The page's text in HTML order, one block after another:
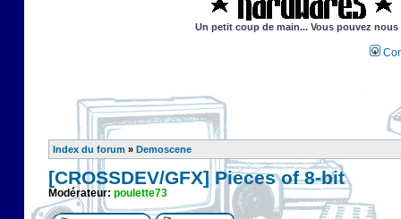
Un petit coup de main... Vous pouvez
Index du forum » Demoscene
[CROSSDEV/GFX] Pieces of 8-bit
Modérateur: poulette73